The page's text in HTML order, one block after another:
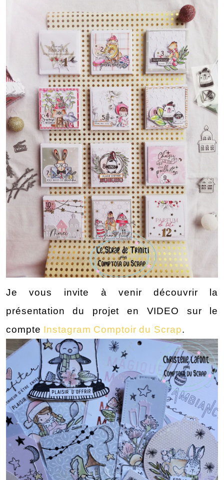
Je vous invite à venir découvrir la
présentation du projet en VIDEO sur le
compte Instagram Comptoir du Scrap.